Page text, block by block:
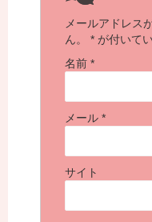
メールアドレス
ん。
* が付いて
名前 *
メール *
サイト